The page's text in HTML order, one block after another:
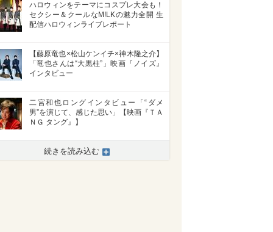
ハロウィンをテーマにコスプレ大会も！
セクシー＆クールなM!LKの魅力全開 生
配信ハロウィンライブレポート
【藤原竜也×松山ケンイチ×神木隆之介】
「竜也さんは“大黒柱”」映画『ノイズ』
インタビュー
二宮和也ロングインタビュー「“ダメ
男”を演じて、感じた思い」【映画『ＴＡ
ＮＧ タング』】
続きを読み込む